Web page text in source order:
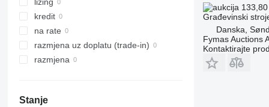
324
325
326
329
340
CT
JS
JZ
NXT
VMT
lizing
kredit
na rate
razmjena uz doplatu (trade-in)
razmjena
Stanje
Građevinski
Danska,
Fymas Auctions
Kontaktirajte